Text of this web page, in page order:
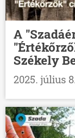
A
Székely
2025. július